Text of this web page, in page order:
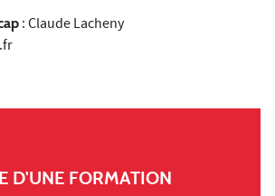
: Claude Lacheny
D'UNE FORMATION